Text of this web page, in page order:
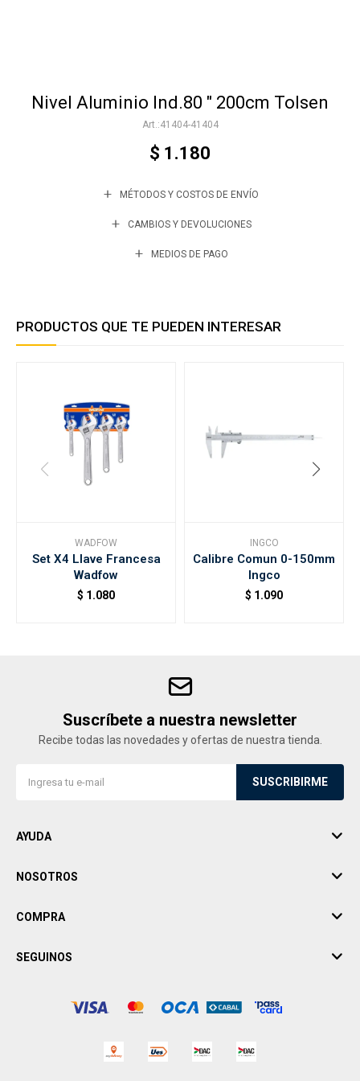
Nivel Aluminio Ind.80 " 200cm Tolsen
41404-41404
$ 1.180
MÉTODOS Y COSTOS DE ENVÍO
CAMBIOS Y DEVOLUCIONES
MEDIOS DE PAGO
PRODUCTOS QUE TE PUEDEN INTERESAR
WADFOW
Set X4 Llave Francesa
Wadfow
$ 1.080
INGCO
Calibre Comun 0-150mm
Ingco
$ 1.090
Suscríbete a nuestra newsletter
Recibe todas las novedades y ofertas de nuestra tienda.
SUSCRIBIRME
AYUDA
NOSOTROS
COMPRA
SEGUINOS
Varios